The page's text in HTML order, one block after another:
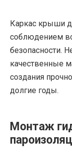
Каркас крыши
соблюдением
безопасности.
качественные
создания
долгие годы.
Монтаж